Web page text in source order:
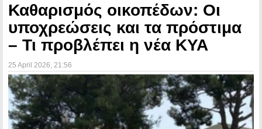
Καθαρισμός οικοπέδων: Οι
υποχρεώσεις και τα πρόστιμα
– Τι προβλέπει η νέα ΚΥΑ
25 April 2026 , 21:56